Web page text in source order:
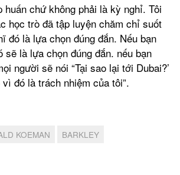
huấn chứ không phải là kỳ nghỉ. Tôi
học trò đã tập luyện chăm chỉ suốt
đó là lựa chọn đúng đắn. Nếu bạn
sẽ là lựa chọn đúng đắn. nếu bạn
người sẽ nói “Tại sao lại tới Dubai?’
đó là trách nhiệm của tôi”.
KOEMAN BARKLEY